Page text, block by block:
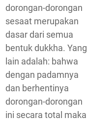
dorongan-dorongan
sesaat merupakan
dasar dari semua
bentuk dukkha. Yang
lain adalah: bahwa
dengan padamnya
dan berhentinya
dorongan-dorongan
ini secara total maka